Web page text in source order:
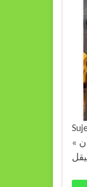
« حدثنا علي بن حجر حدثنا إسمعيل بن عياش عن محمد بن إسحق عن عمرو ابن شعيب عن أبيه عن جده أن